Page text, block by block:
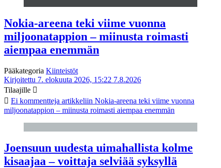
Nokia-areena teki viime vuonna
miljoonatappion – miinusta roimasti
aiempaa enemmän
Pääkategoria Kiinteistöt
Kirjoitettu 7. elokuuta 2026, 15:22 7.8.2026
Tilaajille
Ei kommentteja artikkeliin Nokia-areena teki viime vuonna
miljoonatappion – miinusta roimasti aiempaa enemmän
Joensuun uudesta uimahallista kolme
kisaajaa – voittaja selviää syksyllä